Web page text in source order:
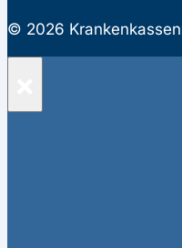
© 2026